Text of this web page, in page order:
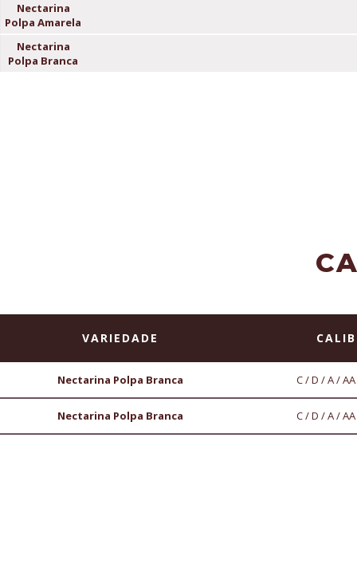
Nectarina
Polpa Amarela
Nectarina
Polpa Branca
VARIEDADE
Nectarina Polpa Branca C / D / A /
Nectarina Polpa Branca C / D / A /